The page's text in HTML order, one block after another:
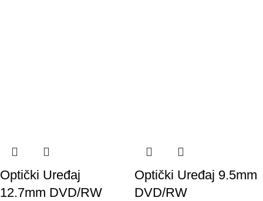
Optički Uređaj
12.7mm DVD/RW
Optički Uređaj 9.5mm
DVD/RW